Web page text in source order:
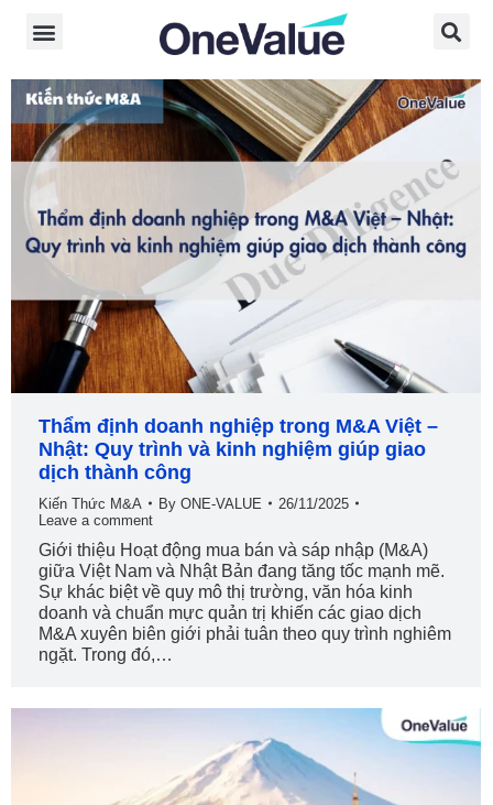
Thẩm định doanh nghiệp trong M&A Việt –
Nhật: Quy trình và kinh nghiệm giúp giao
dịch thành công
Kiến Thức M&A By ONE-VALUE
26/11/2025
Leave a comment
Giới thiệu Hoạt động mua bán và sáp nhập (M&A)
giữa Việt Nam và Nhật Bản đang tăng tốc mạnh mẽ.
Sự khác biệt về quy mô thị trường, văn hóa kinh
doanh và chuẩn mực quản trị khiến các giao dịch
M&A xuyên biên giới phải tuân theo quy trình nghiêm
ngặt. Trong đó,…